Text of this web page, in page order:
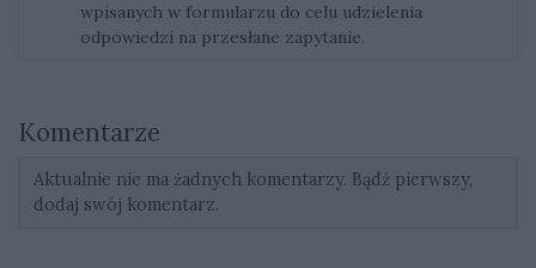
wpisanych w formularzu do celu udzielenia
odpowiedzi na przesłane zapytanie.
Komentarze
Aktualnie nie ma żadnych komentarzy. Bądź pierwszy,
dodaj swój komentarz.